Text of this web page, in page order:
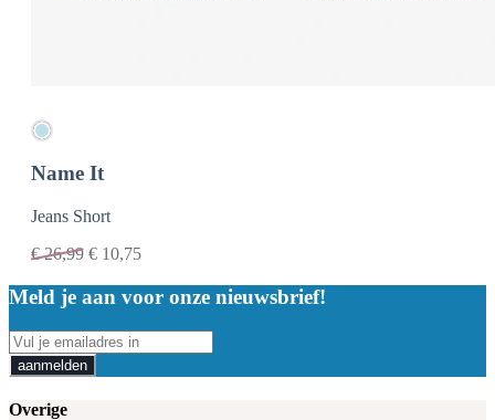
Name It
Jeans Short
€26,99 € 10,75
Meld je aan voor onze nieuwsbrief!
aanmelden
Overige